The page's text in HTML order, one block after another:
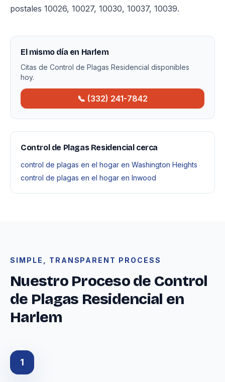
postales 10026, 10027, 10030, 10037, 10039.
El mismo día en Harlem
Citas de Control de Plagas Residencial disponibles
hoy.
📞 (332) 241-7842
Control de Plagas Residencial cerca
control de plagas en el hogar en Washington Heights
control de plagas en el hogar en Inwood
SIMPLE, TRANSPARENT PROCESS
Nuestro Proceso de Control
de Plagas Residencial en
Harlem
1